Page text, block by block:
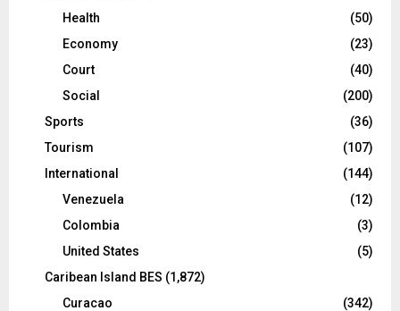
Health
(50)
Economy
(23)
Court
(40)
Social
(200)
Sports
(36)
Tourism
(107)
International
(144)
Venezuela
(12)
Colombia
(3)
United States
(5)
Caribean Island BES (1,872)
Curacao
(342)